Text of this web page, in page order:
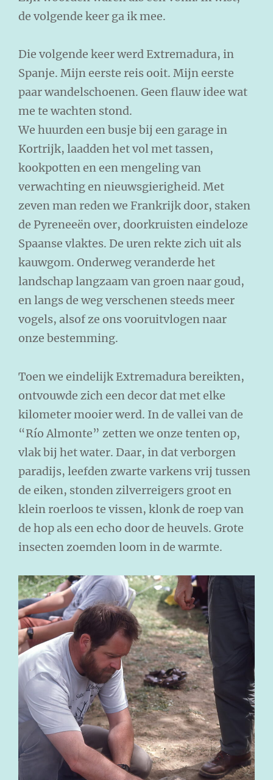
de volgende keer ga ik mee.
Die volgende keer werd Extremadura, in
Spanje. Mijn eerste reis ooit. Mijn eerste
paar wandelschoenen. Geen flauw idee wat
me te wachten stond.
We huurden een busje bij een garage in
Kortrijk, laadden het vol met tassen,
kookpotten en een mengeling van
verwachting en nieuwsgierigheid. Met
zeven man reden we Frankrijk door, staken
de Pyreneeën over, doorkruisten eindeloze
Spaanse vlaktes. De uren rekte zich uit als
kauwgom. Onderweg veranderde het
landschap langzaam van groen naar goud,
en langs de weg verschenen steeds meer
vogels, alsof ze ons vooruitvlogen naar
onze bestemming.
Toen we eindelijk Extremadura bereikten,
ontvouwde zich een decor dat met elke
kilometer mooier werd. In de vallei van de
“Río Almonte” zetten we onze tenten op,
vlak bij het water. Daar, in dat verborgen
paradijs, leefden zwarte varkens vrij tussen
de eiken, stonden zilverreigers groot en
klein roerloos te vissen, klonk de roep van
de hop als een echo door de heuvels. Grote
insecten zoemden loom in de warmte.